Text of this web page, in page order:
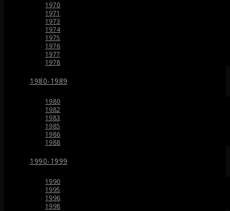
1970
1971
1973
1974
1975
1976
1977
1978
1980-1989
1980
1982
1983
1985
1986
1988
1990-1999
1990
1995
1996
1998